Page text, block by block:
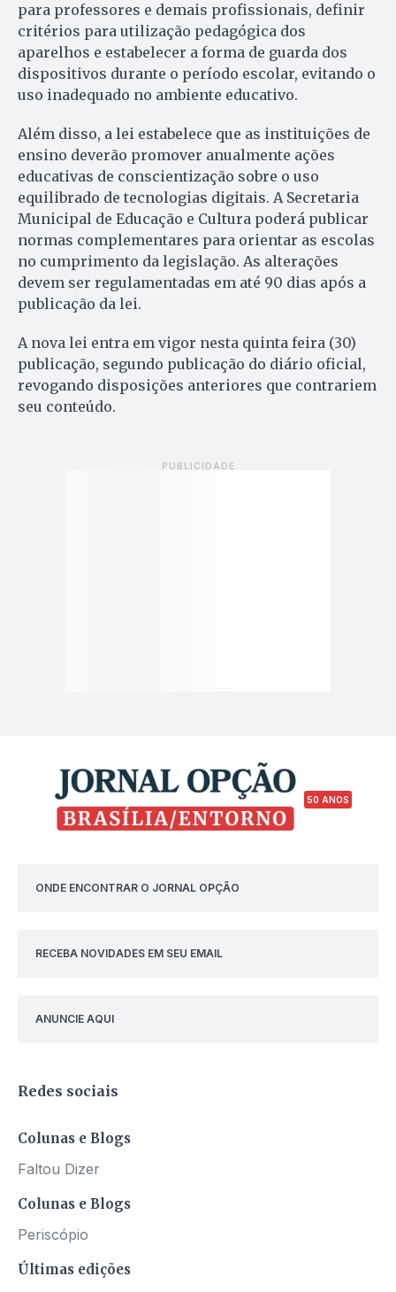
para professores e demais profissionais, definir
critérios para utilização pedagógica dos
aparelhos e estabelecer a forma de guarda dos
dispositivos durante o período escolar, evitando o
uso inadequado no ambiente educativo.
Além disso, a lei estabelece que as instituições de
ensino deverão promover anualmente ações
educativas de conscientização sobre o uso
equilibrado de tecnologias digitais. A Secretaria
Municipal de Educação e Cultura poderá publicar
normas complementares para orientar as escolas
no cumprimento da legislação. As alterações
devem ser regulamentadas em até 90 dias após a
publicação da lei.
A nova lei entra em vigor nesta quinta feira (30)
publicação, segundo publicação do diário oficial,
revogando disposições anteriores que contrariem
seu conteúdo.
50 ANOS
ONDE ENCONTRAR O JORNAL OPÇÃO
RECEBA NOVIDADES EM SEU EMAIL
ANUNCIE AQUI
Redes sociais
Colunas e Blogs
Faltou Dizer
Colunas e Blogs
Periscópio
Últimas edições